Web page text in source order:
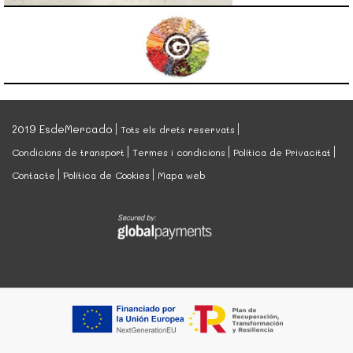
2019 EsdeMercado
Tots els drets reservats
Condicions de transport
Termes i condicions
Política de Privacitat
Contacte
Política de Cookies Mapa web